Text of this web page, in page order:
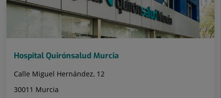
Hospital Quirónsalud Murcia
Calle Miguel Hernández, 12
30011 Murcia